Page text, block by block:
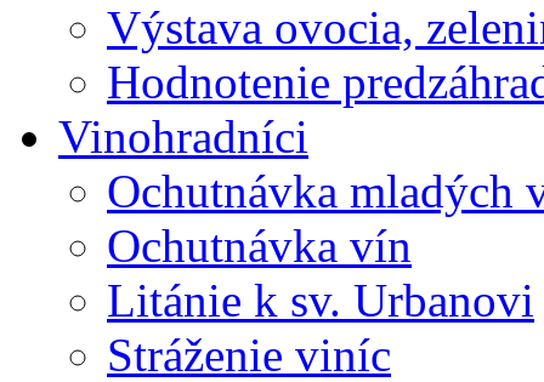
Výstava ovocia,
Hodnotenie
Vinohradníci
Ochutnávka mladých
Ochutnávka vín
Litánie k sv. Urbanovi
Stráženie viníc